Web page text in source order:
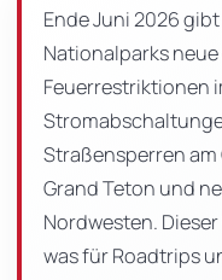
Seite
Ende Juni 2026
Nationalparks
Feuerrestriktionen
Straßensperren am
Grand Teton und
Nordwesten.
was für Roadtrips